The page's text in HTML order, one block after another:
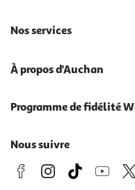
Nos services
À propos d'Auchan
Programme de fidélité
Nous suivre